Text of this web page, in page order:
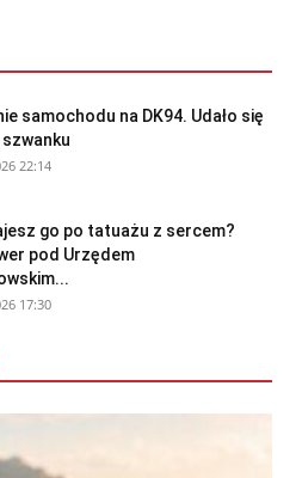
samochodu na DK94. Udało się
22:14
go po tatuażu z sercem?
pod Urzędem
17:30